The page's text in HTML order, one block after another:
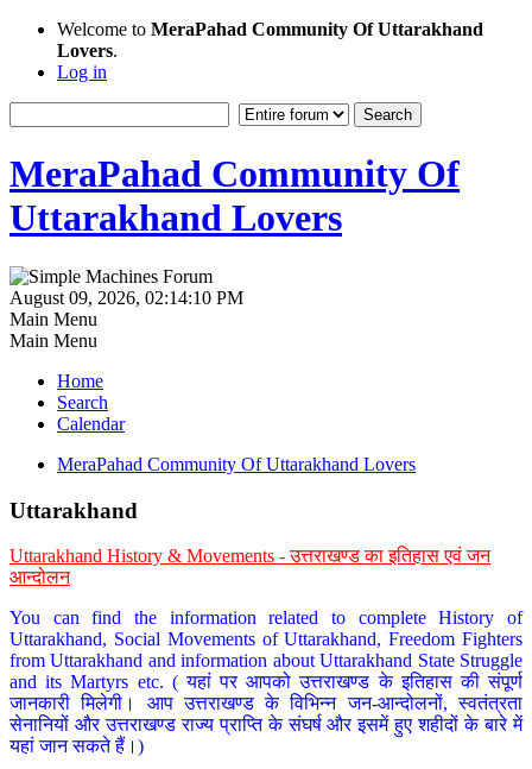
Welcome to MeraPahad Community Of Uttarakhand
Lovers.
Log in
MeraPahad Community Of
Uttarakhand Lovers
August 09, 2026, 02:14:10 PM
Main Menu
Main Menu
Home
Search
Calendar
MeraPahad Community Of Uttarakhand Lovers
Uttarakhand
Uttarakhand History & Movements - उत्तराखण्ड का इतिहास एवं जन
आन्दोलन
You can find the information related to complete History of
Uttarakhand, Social Movements of Uttarakhand, Freedom Fighters
from Uttarakhand and information about Uttarakhand State Struggle
and its Martyrs etc. ( यहां पर आपको उत्तराखण्ड के इतिहास की संपूर्ण
जानकारी मिलेगी। आप उत्तराखण्ड के विभिन्न जन-आन्दोलनों, स्वतंत्रता
सेनानियों और उत्तराखण्ड राज्य प्राप्ति के संघर्ष और इसमें हुए शहीदों के बारे में
यहां जान सकते हैं।)